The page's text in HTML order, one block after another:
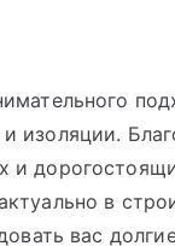
изоляции.
в
вас